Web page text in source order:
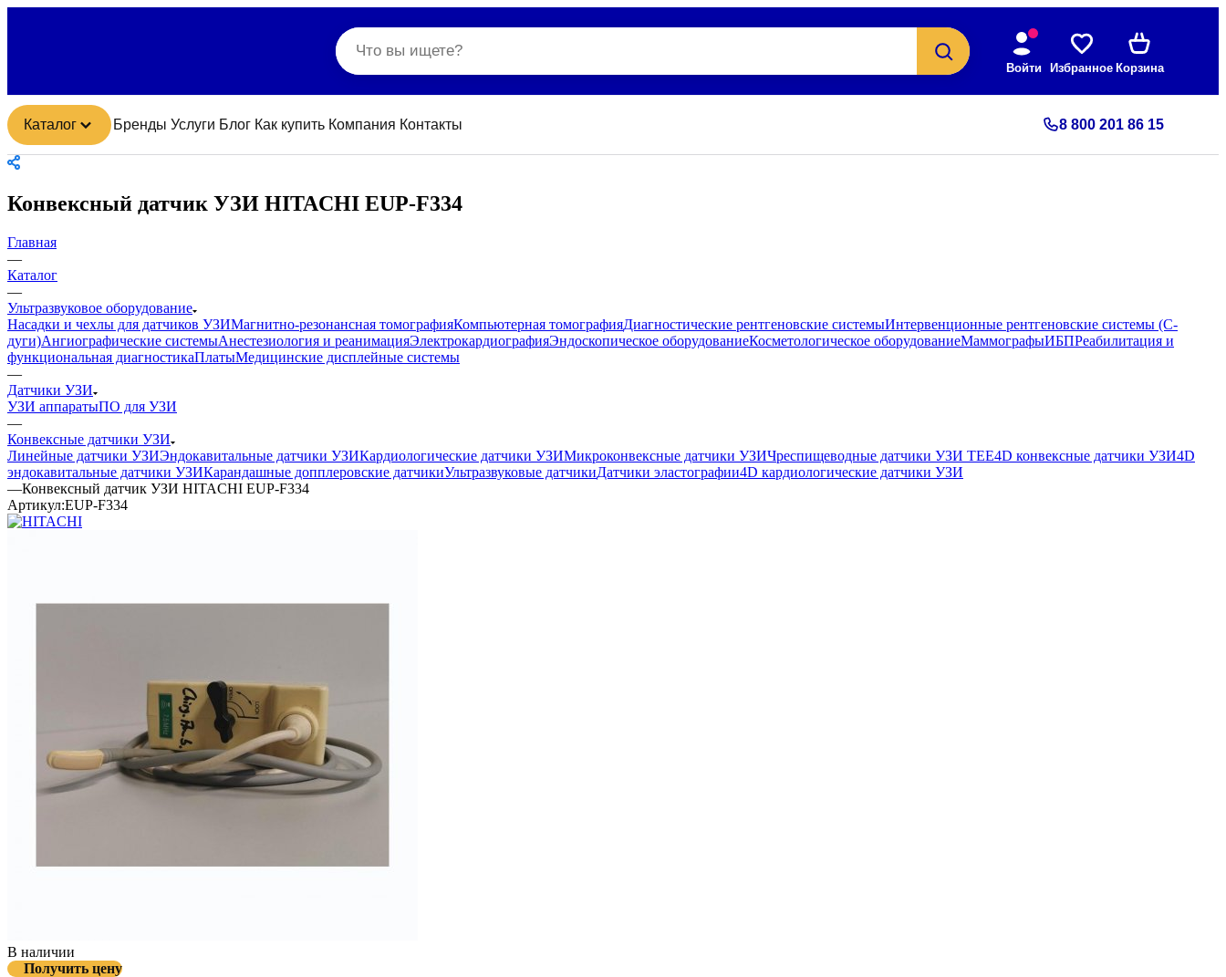
Войти Избранное Корзина
Каталог Бренды Услуги Блог Как купить Компания Контакты 8 800 201 86 15
Конвексный датчик УЗИ HITACHI EUP-F334
Главная
—
Каталог
—
Ультразвуковое оборудование
Насадки и чехлы для датчиков УЗИМагнитно-резонансная томографияКомпьютерная томографияДиагностические рентгеновские системыИнтервенционные рентгеновские системы (С-
дуги)Ангиографические системыАнестезиология и реанимацияЭлектрокардиографияЭндоскопическое оборудованиеКосметологическое оборудованиеМаммографыИБПРеабилитация и
функциональная диагностикаПлатыМедицинские дисплейные системы
—
Датчики УЗИ
УЗИ аппаратыПО для УЗИ
—
Конвексные датчики УЗИ
Линейные датчики УЗИЭндокавитальные датчики УЗИКардиологические датчики УЗИМикроконвексные датчики УЗИЧреспищеводные датчики УЗИ TEE4D конвексные датчики УЗИ4D
эндокавитальные датчики УЗИКарандашные допплеровские датчикиУльтразвуковые датчикиДатчики эластографии4D кардиологические датчики УЗИ
—Конвексный датчик УЗИ HITACHI EUP-F334
Артикул:EUP-F334
В наличии
Получить цену